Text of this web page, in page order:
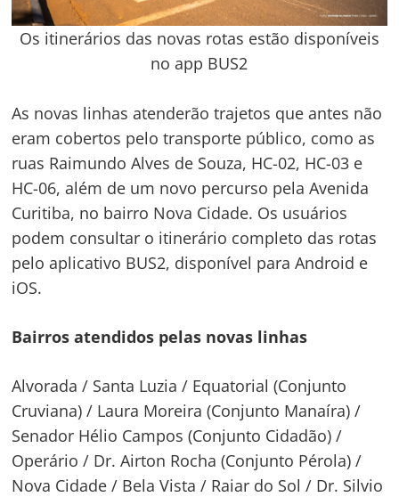
Os itinerários das novas rotas estão disponíveis
no app BUS2
As novas linhas atenderão trajetos que antes não
eram cobertos pelo transporte público, como as
ruas Raimundo Alves de Souza, HC-02, HC-03 e
HC-06, além de um novo percurso pela Avenida
Curitiba, no bairro Nova Cidade. Os usuários
podem consultar o itinerário completo das rotas
pelo aplicativo BUS2, disponível para Android e
iOS.
Bairros atendidos pelas novas linhas
Alvorada / Santa Luzia / Equatorial (Conjunto
Cruviana) / Laura Moreira (Conjunto Manaíra) /
Senador Hélio Campos (Conjunto Cidadão) /
Operário / Dr. Airton Rocha (Conjunto Pérola) /
Nova Cidade / Bela Vista / Raiar do Sol / Dr. Silvio